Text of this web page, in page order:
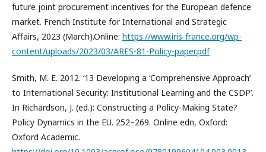
future joint procurement incentives for the European defence
market. French Institute for International and Strategic
Affairs, 2023 (March).Online: https://www.iris-france.org/wp-
content/uploads/2023/03/ARES-81-Policy-paper.pdf
Smith, M. E. 2012. ‘13 Developing a ‘Comprehensive Approach’
to International Security: Institutional Learning and the CSDP’.
In Richardson, J. (ed.): Constructing a Policy-Making State?
Policy Dynamics in the EU. 252–269. Online edn, Oxford:
Oxford Academic.